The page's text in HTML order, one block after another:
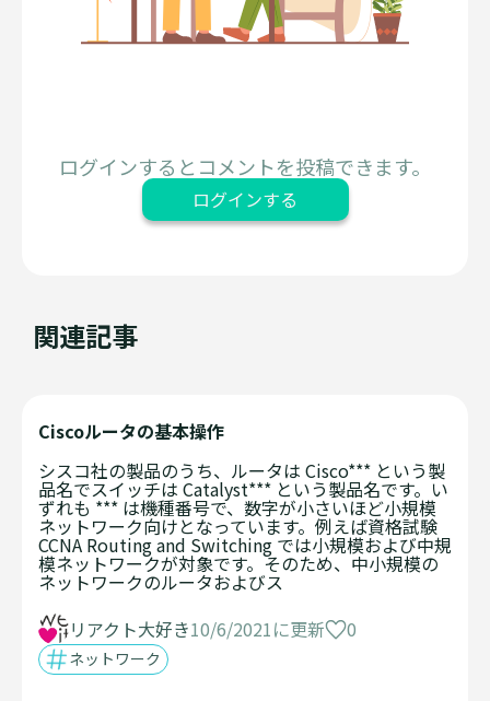
ログインするとコメントを投稿できます。
ログインする
関連記事
Ciscoルータの基本操作
シスコ社の製品のうち、ルータは Cisco*** という製
品名でスイッチは Catalyst*** という製品名です。い
ずれも *** は機種番号で、数字が小さいほど小規模
ネットワーク向けとなっています。例えば資格試験
CCNA Routing and Switching では小規模および中規
模ネットワークが対象です。そのため、中小規模の
ネットワークのルータおよびス
リアクト大好き10/6/2021に更新 0
ネットワーク